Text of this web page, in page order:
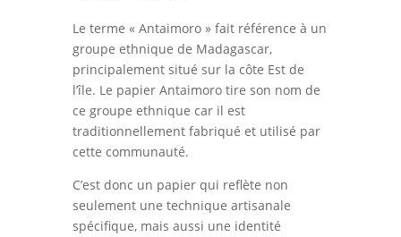
Le terme « Antaimoro » fait référence à un
groupe ethnique de Madagascar,
principalement situé sur la côte Est de
l’île. Le papier Antaimoro tire son nom de
ce groupe ethnique car il est
traditionnellement fabriqué et utilisé par
cette communauté.
C’est donc un papier qui reflète non
seulement une technique artisanale
spécifique, mais aussi une identité